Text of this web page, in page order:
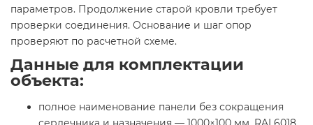
параметров. Продолжение старой кровли требует
проверки соединения. Основание и шаг опор
проверяют по расчетной схеме.
Данные для комплектации
объекта:
полное наименование панели без сокращения